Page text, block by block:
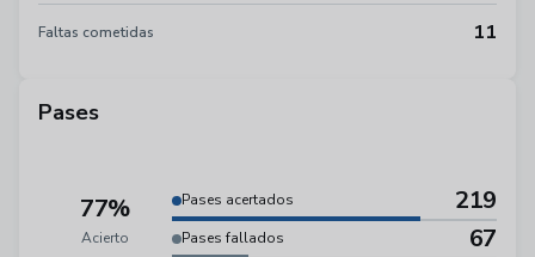
Faltas cometidas 11
Pases
77%
Acierto
Pases acertados 219
Pases fallados 67